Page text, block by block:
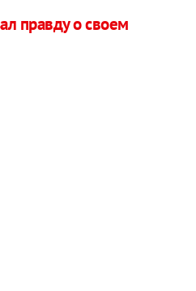
правду о своем